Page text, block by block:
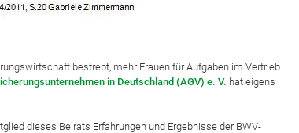
bestrebt, mehr Frauen für Aufgaben im Vertrieb
in Deutschland (AGV) e. V. hat eigens
dieses Beirats Erfahrungen und Ergebnisse der BWV-